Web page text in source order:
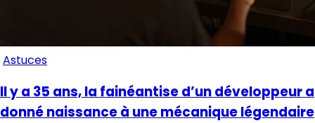
Astuces
Il y a 35 ans, la fainéantise d’un développeur a
donné naissance à une mécanique légendaire